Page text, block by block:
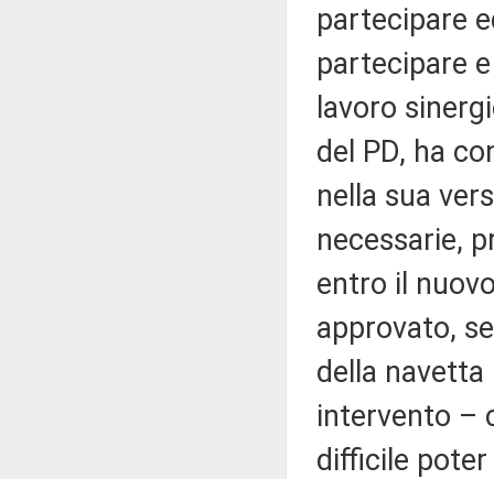
partecipare
partecipare
lavoro
del PD, ha
nella sua
necessarie,
entro il
approvato,
della
intervento –
difficile